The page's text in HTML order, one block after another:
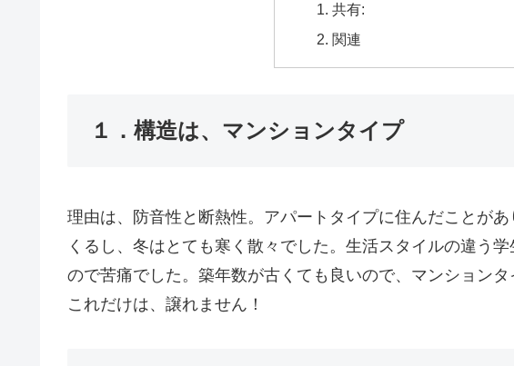
共有:
関連
１．構造は、マンションタイプ
理由は、防音性と断熱性。アパートタイプに住んだことがあ
くるし、 冬はとても寒く散々でした。生活スタイルの違う学
ので苦痛でした。築年数が古くても良いので、マンションタ
これだけは、 譲れません！